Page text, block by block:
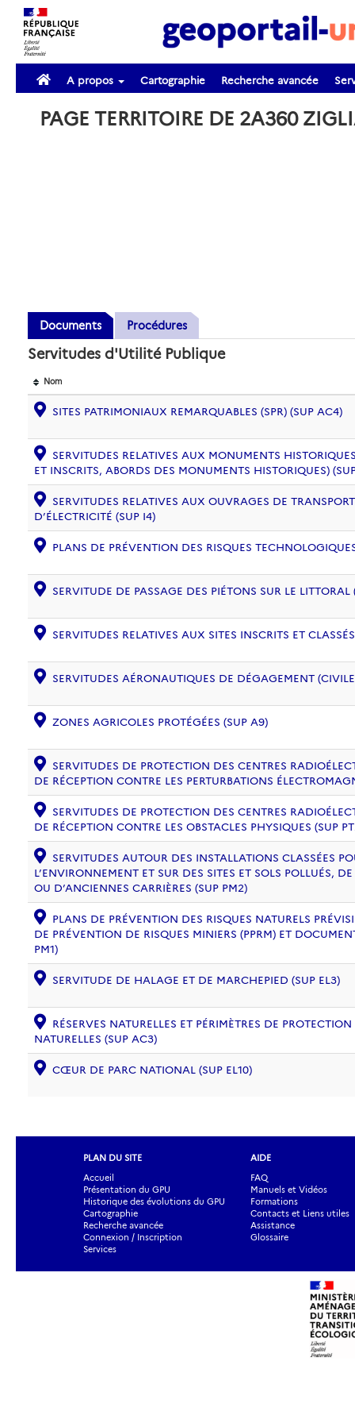
A propos Cartographie Recherche avancée
PAGE TERRITOIRE DE 2A360
Documents Procédures
Servitudes d'Utilité Publique
Nom
SITES PATRIMONIAUX REMARQUABLES (SPR) (SUP AC4)
SERVITUDES RELATIVES AUX MONUMENTS
ET INSCRITS, ABORDS DES MONUMENTS HISTORIQUES)
SERVITUDES RELATIVES AUX OUVRAGES DE
D’ÉLECTRICITÉ (SUP I4)
PLANS DE PRÉVENTION DES RISQUES
SERVITUDE DE PASSAGE DES PIÉTONS SUR LE LITTORAL
SERVITUDES RELATIVES AUX SITES INSCRITS ET
SERVITUDES AÉRONAUTIQUES DE DÉGAGEMENT
ZONES AGRICOLES PROTÉGÉES (SUP A9)
SERVITUDES DE PROTECTION DES CENTRES
DE RÉCEPTION CONTRE LES PERTURBATIONS
SERVITUDES DE PROTECTION DES CENTRES
DE RÉCEPTION CONTRE LES OBSTACLES PHYSIQUES (SUP
SERVITUDES AUTOUR DES INSTALLATIONS CLASSÉES
L’ENVIRONNEMENT ET SUR DES SITES ET SOLS POLLUÉS,
OU D’ANCIENNES CARRIÈRES (SUP PM2)
PLANS DE PRÉVENTION DES RISQUES NATURELS
DE PRÉVENTION DE RISQUES MINIERS (PPRM) ET
PM1)
SERVITUDE DE HALAGE ET DE MARCHEPIED (SUP EL3)
RÉSERVES NATURELLES ET PÉRIMÈTRES DE
NATURELLES (SUP AC3)
CŒUR DE PARC NATIONAL (SUP EL10)
PLAN DU SITE
Accueil
Présentation du GPU
Historique des évolutions du GPU
Cartographie
Recherche avancée
Connexion / Inscription
Services
AIDE
FAQ
Manuels et Vidéos
Formations
Contacts et Liens utiles
Assistance
Glossaire